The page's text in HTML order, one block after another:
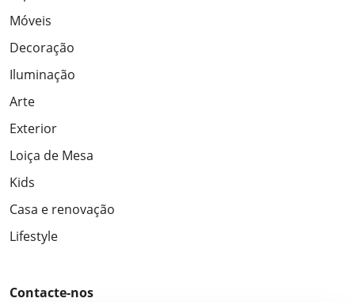
Móveis
Decoração
Iluminação
Arte
Exterior
Loiça de Mesa
Kids
Casa e renovação
Lifestyle
Contacte-nos